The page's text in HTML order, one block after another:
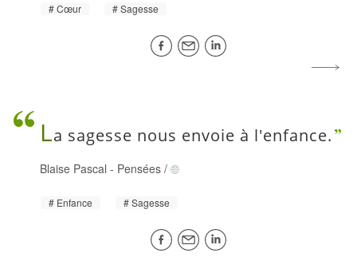
Cœur Sagesse
La sagesse nous envoie à l'enfance.
Blaise Pascal - Pensées /
Enfance Sagesse